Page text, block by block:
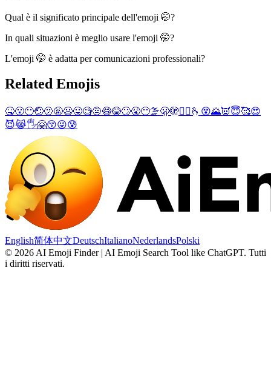
Qual è il significato principale dell'emoji 🤭?
In quali situazioni è meglio usare l'emoji 🤭?
L'emoji 🤭 è adatta per comunicazioni professionali?
Related Emojis
🤒😮😶🤕🫤🤬😦😛🧐🤨😷😂🙄😤😶‍🌫️🫢🫣😵‍💫 🫰 😵🌄👿😇🥰😍
😈😹🖐️🤗😚😜😰
English简体中文DeutschItalianoNederlandsPolski
© 2026 AI Emoji Finder | AI Emoji Search Tool like ChatGPT. Tutti
i diritti riservati.